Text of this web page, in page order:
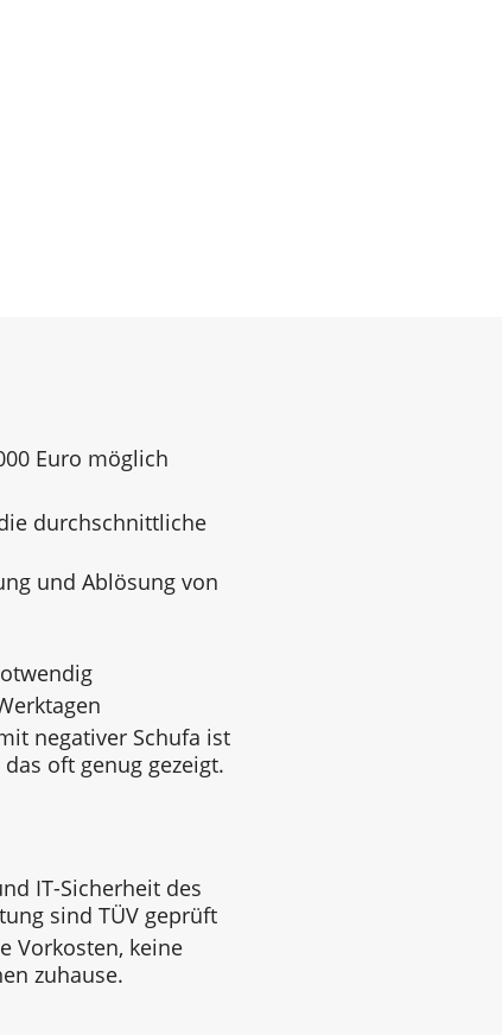
Euro möglich
durchschnittliche
und Ablösung von
negativer Schufa ist
oft genug gezeigt.
IT-Sicherheit des
sind TÜV geprüft
Vorkosten, keine
zuhause.